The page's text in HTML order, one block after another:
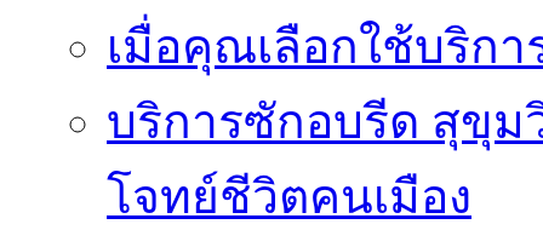
เมื่อคุณเลือกใช้บริกา
บริการซักอบรีด สุขุม
โจทย์ชีวิตคนเมือง